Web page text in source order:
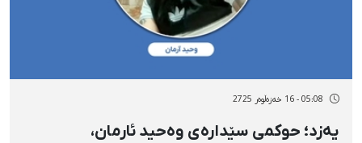
05:08 - 16 خەزەڵوەر 2725
یەزد؛ حوکمی سێدارەی وەحید ئارمان،